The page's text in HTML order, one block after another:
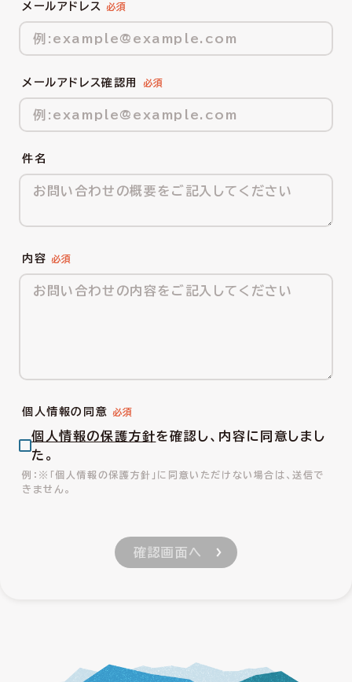
メールアドレス
メールアドレス確認用
件名
内容
個人情報の同意
個人情報の保護方針を確認し、内容に同意しまし
た。
※「個人情報の保護方針」に同意いただけない場合は、送信で
きません。